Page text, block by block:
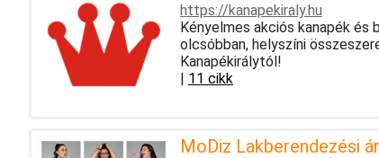
https://kanapekiraly.hu
Kényelmes akciós kanapék és
olcsóbban, helyszíni
Kanapékirálytól!
| 11 cikk
MoDiz Lakberendezési